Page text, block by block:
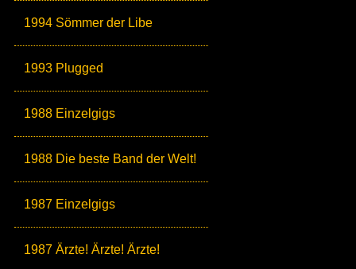
1994 Sömmer der Libe
1993 Plugged
1988 Einzelgigs
1988 Die beste Band der Welt!
1987 Einzelgigs
1987 Ärzte! Ärzte! Ärzte!